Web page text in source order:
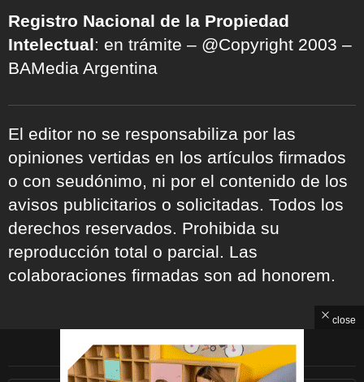
Registro Nacional de la Propiedad
Intelectual: en trámite – @Copyright 2003 –
BAMedia Argentina
El editor no se responsabiliza por las
opiniones vertidas en los artículos firmados
o con seudónimo, ni por el contenido de los
avisos publicitarios o solicitadas. Todos los
derechos reservados. Prohibida su
reproducción total o parcial. Las
colaboraciones firmadas son ad honorem.
ARCHIVOS
close